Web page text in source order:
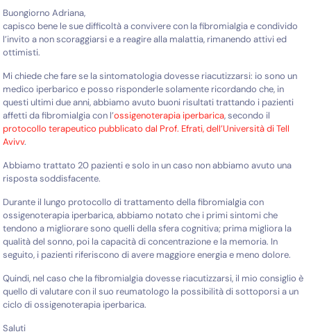
Buongiorno Adriana,
capisco bene le sue difficoltà a convivere con la fibromialgia e condivido
l’invito a non scoraggiarsi e a reagire alla malattia, rimanendo attivi ed
ottimisti.
Mi chiede che fare se la sintomatologia dovesse riacutizzarsi: io sono un
medico iperbarico e posso risponderle solamente ricordando che, in
questi ultimi due anni, abbiamo avuto buoni risultati trattando i pazienti
affetti da fibromialgia con l’ossigenoterapia iperbarica, secondo il
protocollo terapeutico pubblicato dal Prof. Efrati, dell’Università di Tell
Avivv.
Abbiamo trattato 20 pazienti e solo in un caso non abbiamo avuto una
risposta soddisfacente.
Durante il lungo protocollo di trattamento della fibromialgia con
ossigenoterapia iperbarica, abbiamo notato che i primi sintomi che
tendono a migliorare sono quelli della sfera cognitiva; prima migliora la
qualità del sonno, poi la capacità di concentrazione e la memoria. In
seguito, i pazienti riferiscono di avere maggiore energia e meno dolore.
Quindi, nel caso che la fibromialgia dovesse riacutizzarsi, il mio consiglio è
quello di valutare con il suo reumatologo la possibilità di sottoporsi a un
ciclo di ossigenoterapia iperbarica.
Saluti